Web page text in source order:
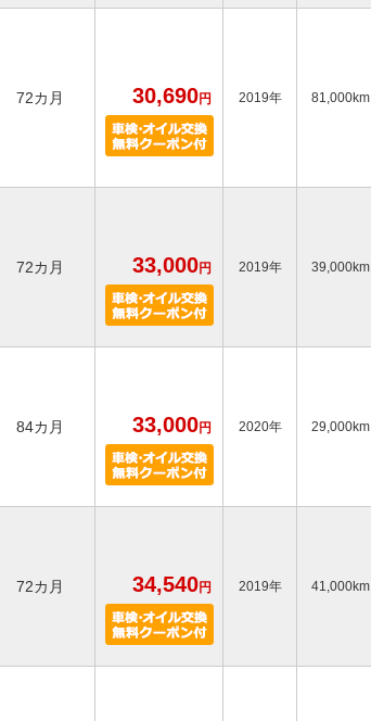
72カ月 30,690円 2019年 81,000km
72カ月 33,000円 2019年 39,000km
84カ月 33,000円 2020年 29,000km
72カ月 34,540円 2019年 41,000km